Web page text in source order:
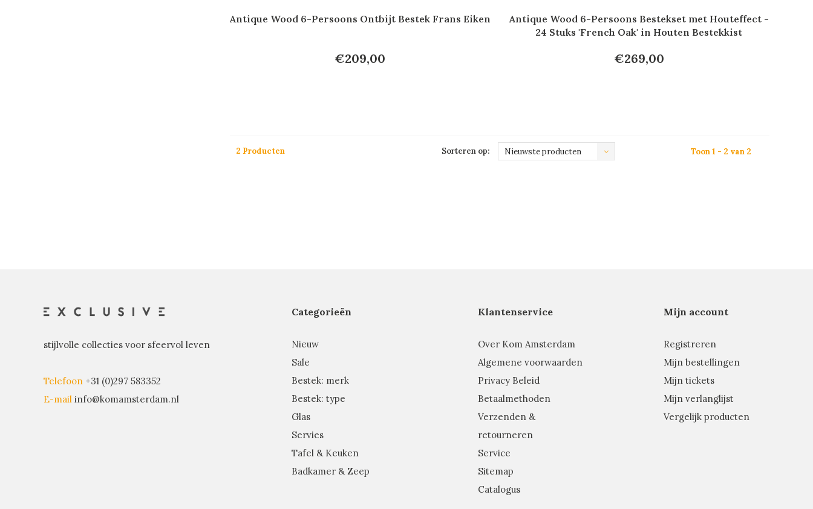
Antique Wood 6-Persoons Ontbijt Bestek Frans Eiken
€209,00
Antique Wood 6-Persoons Bestekset met Houteffect -
24 Stuks 'French Oak' in Houten Bestekkist
€269,00
2 Producten Sorteren op: Nieuwste producten Toon 1 - 2 van 2
stijlvolle collecties voor sfeervol leven
Telefoon +31 (0)297 583352
E-mail info@komamsterdam.nl
Categorieën
Nieuw
Sale
Bestek: merk
Bestek: type
Glas
Servies
Tafel & Keuken
Badkamer & Zeep
Klantenservice
Over Kom Amsterdam
Algemene voorwaarden
Privacy Beleid
Betaalmethoden
Verzenden &
retourneren
Service
Sitemap
Catalogus
Mijn account
Registreren
Mijn bestellingen
Mijn tickets
Mijn verlanglijst
Vergelijk producten